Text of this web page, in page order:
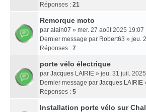
Réponses : 21
Remorque moto
par alain07 » mer. 27 août 2025 19:07
Dernier message par Robert63 » jeu.
Réponses : 7
porte vélo électrique
par Jacques LAIRIE » jeu. 31 juil.
Dernier message par Jacques LAIRIE
Réponses : 5
Installation porte vélo sur